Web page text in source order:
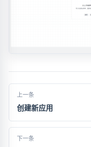
上一条
创建新应用
下一条